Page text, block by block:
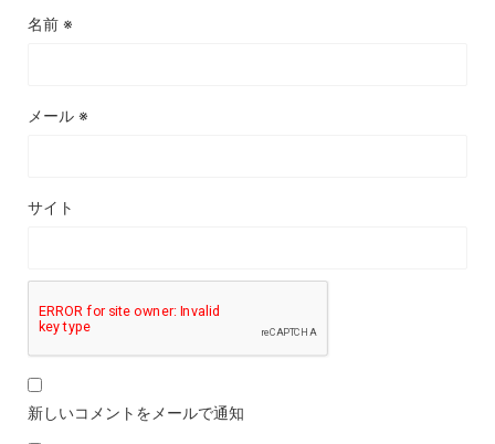
名前 ※
メール ※
サイト
新しいコメントをメールで通知